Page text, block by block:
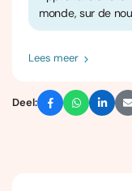
monde, sur de
Lees meer
Deel: